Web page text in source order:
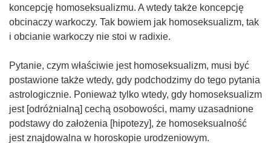
koncepcję homoseksualizmu. A wtedy także koncepcję
obcinaczy warkoczy. Tak bowiem jak homoseksualizm, tak
i obcianie warkoczy nie stoi w radixie.
Pytanie, czym właściwie jest homoseksualizm, musi być
postawione także wtedy, gdy podchodzimy do tego pytania
astrologicznie. Ponieważ tylko wtedy, gdy homoseksualizm
jest [odróżnialną] cechą osobowości, mamy uzasadnione
podstawy do założenia [hipotezy], że homoseksualność
jest znajdowalna w horoskopie urodzeniowym.